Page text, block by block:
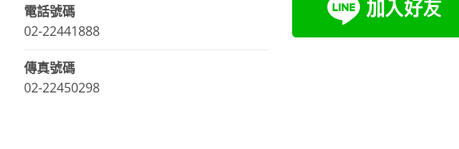
電話號碼
02-22441888
傳真號碼
02-22450298